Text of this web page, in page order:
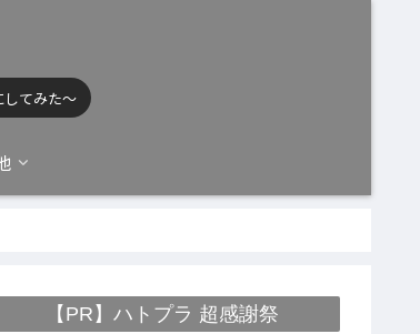
てみた〜
【PR】ハトプラ 超感謝祭